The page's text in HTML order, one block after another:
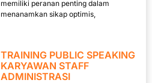
memiliki peranan penting dalam
menanamkan sikap optimis,
TRAINING PUBLIC SPEAKING
KARYAWAN STAFF
ADMINISTRASI